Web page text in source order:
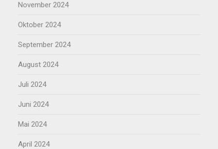
November 2024
Oktober 2024
September 2024
August 2024
Juli 2024
Juni 2024
Mai 2024
April 2024